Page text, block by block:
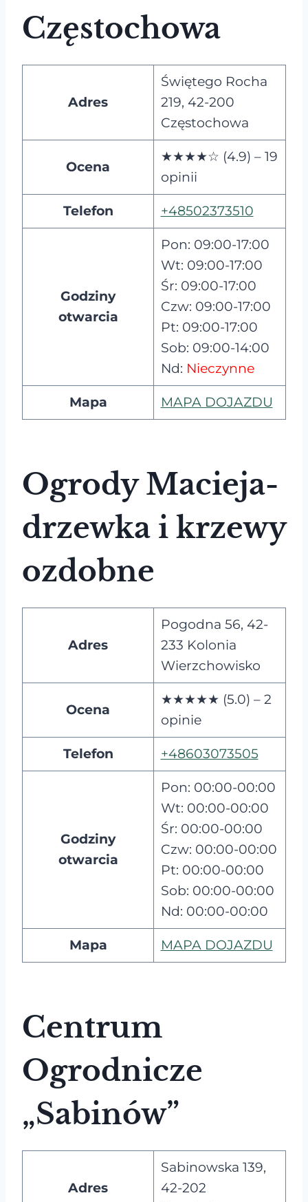
Częstochowa
Adres
Świętego Rocha
219, 42-200
Częstochowa
Ocena
★★★★☆ (4.9) – 19
opinii
Telefon +48502373510
Godziny
otwarcia
Pon: 09:00-17:00
Wt: 09:00-17:00
Śr: 09:00-17:00
Czw: 09:00-17:00
Pt: 09:00-17:00
Sob: 09:00-14:00
Nd: Nieczynne
Mapa MAPA DOJAZDU
Ogrody Macieja-
drzewka i krzewy
ozdobne
Adres
Pogodna 56, 42-
233 Kolonia
Wierzchowisko
Ocena
★★★★★ (5.0) – 2
opinie
Telefon +48603073505
Godziny
otwarcia
Pon: 00:00-00:00
Wt: 00:00-00:00
Śr: 00:00-00:00
Czw: 00:00-00:00
Pt: 00:00-00:00
Sob: 00:00-00:00
Nd: 00:00-00:00
Mapa MAPA DOJAZDU
Centrum
Ogrodnicze
„Sabinów”
Adres
Sabinowska 139,
42-202